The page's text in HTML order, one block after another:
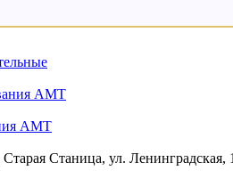
АМТ
Станица, ул. Ленинградская,